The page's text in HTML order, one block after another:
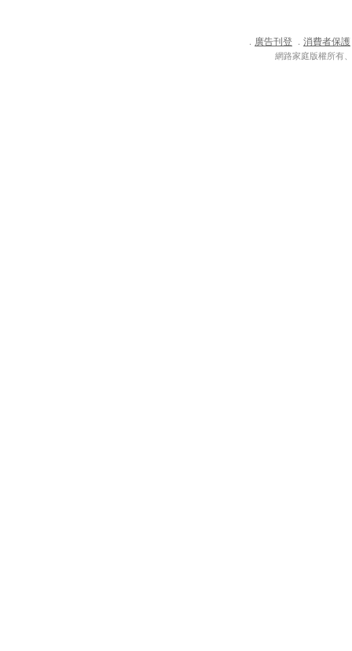
． 廣告刊登 ． 消費者保護
網路家庭版權所有